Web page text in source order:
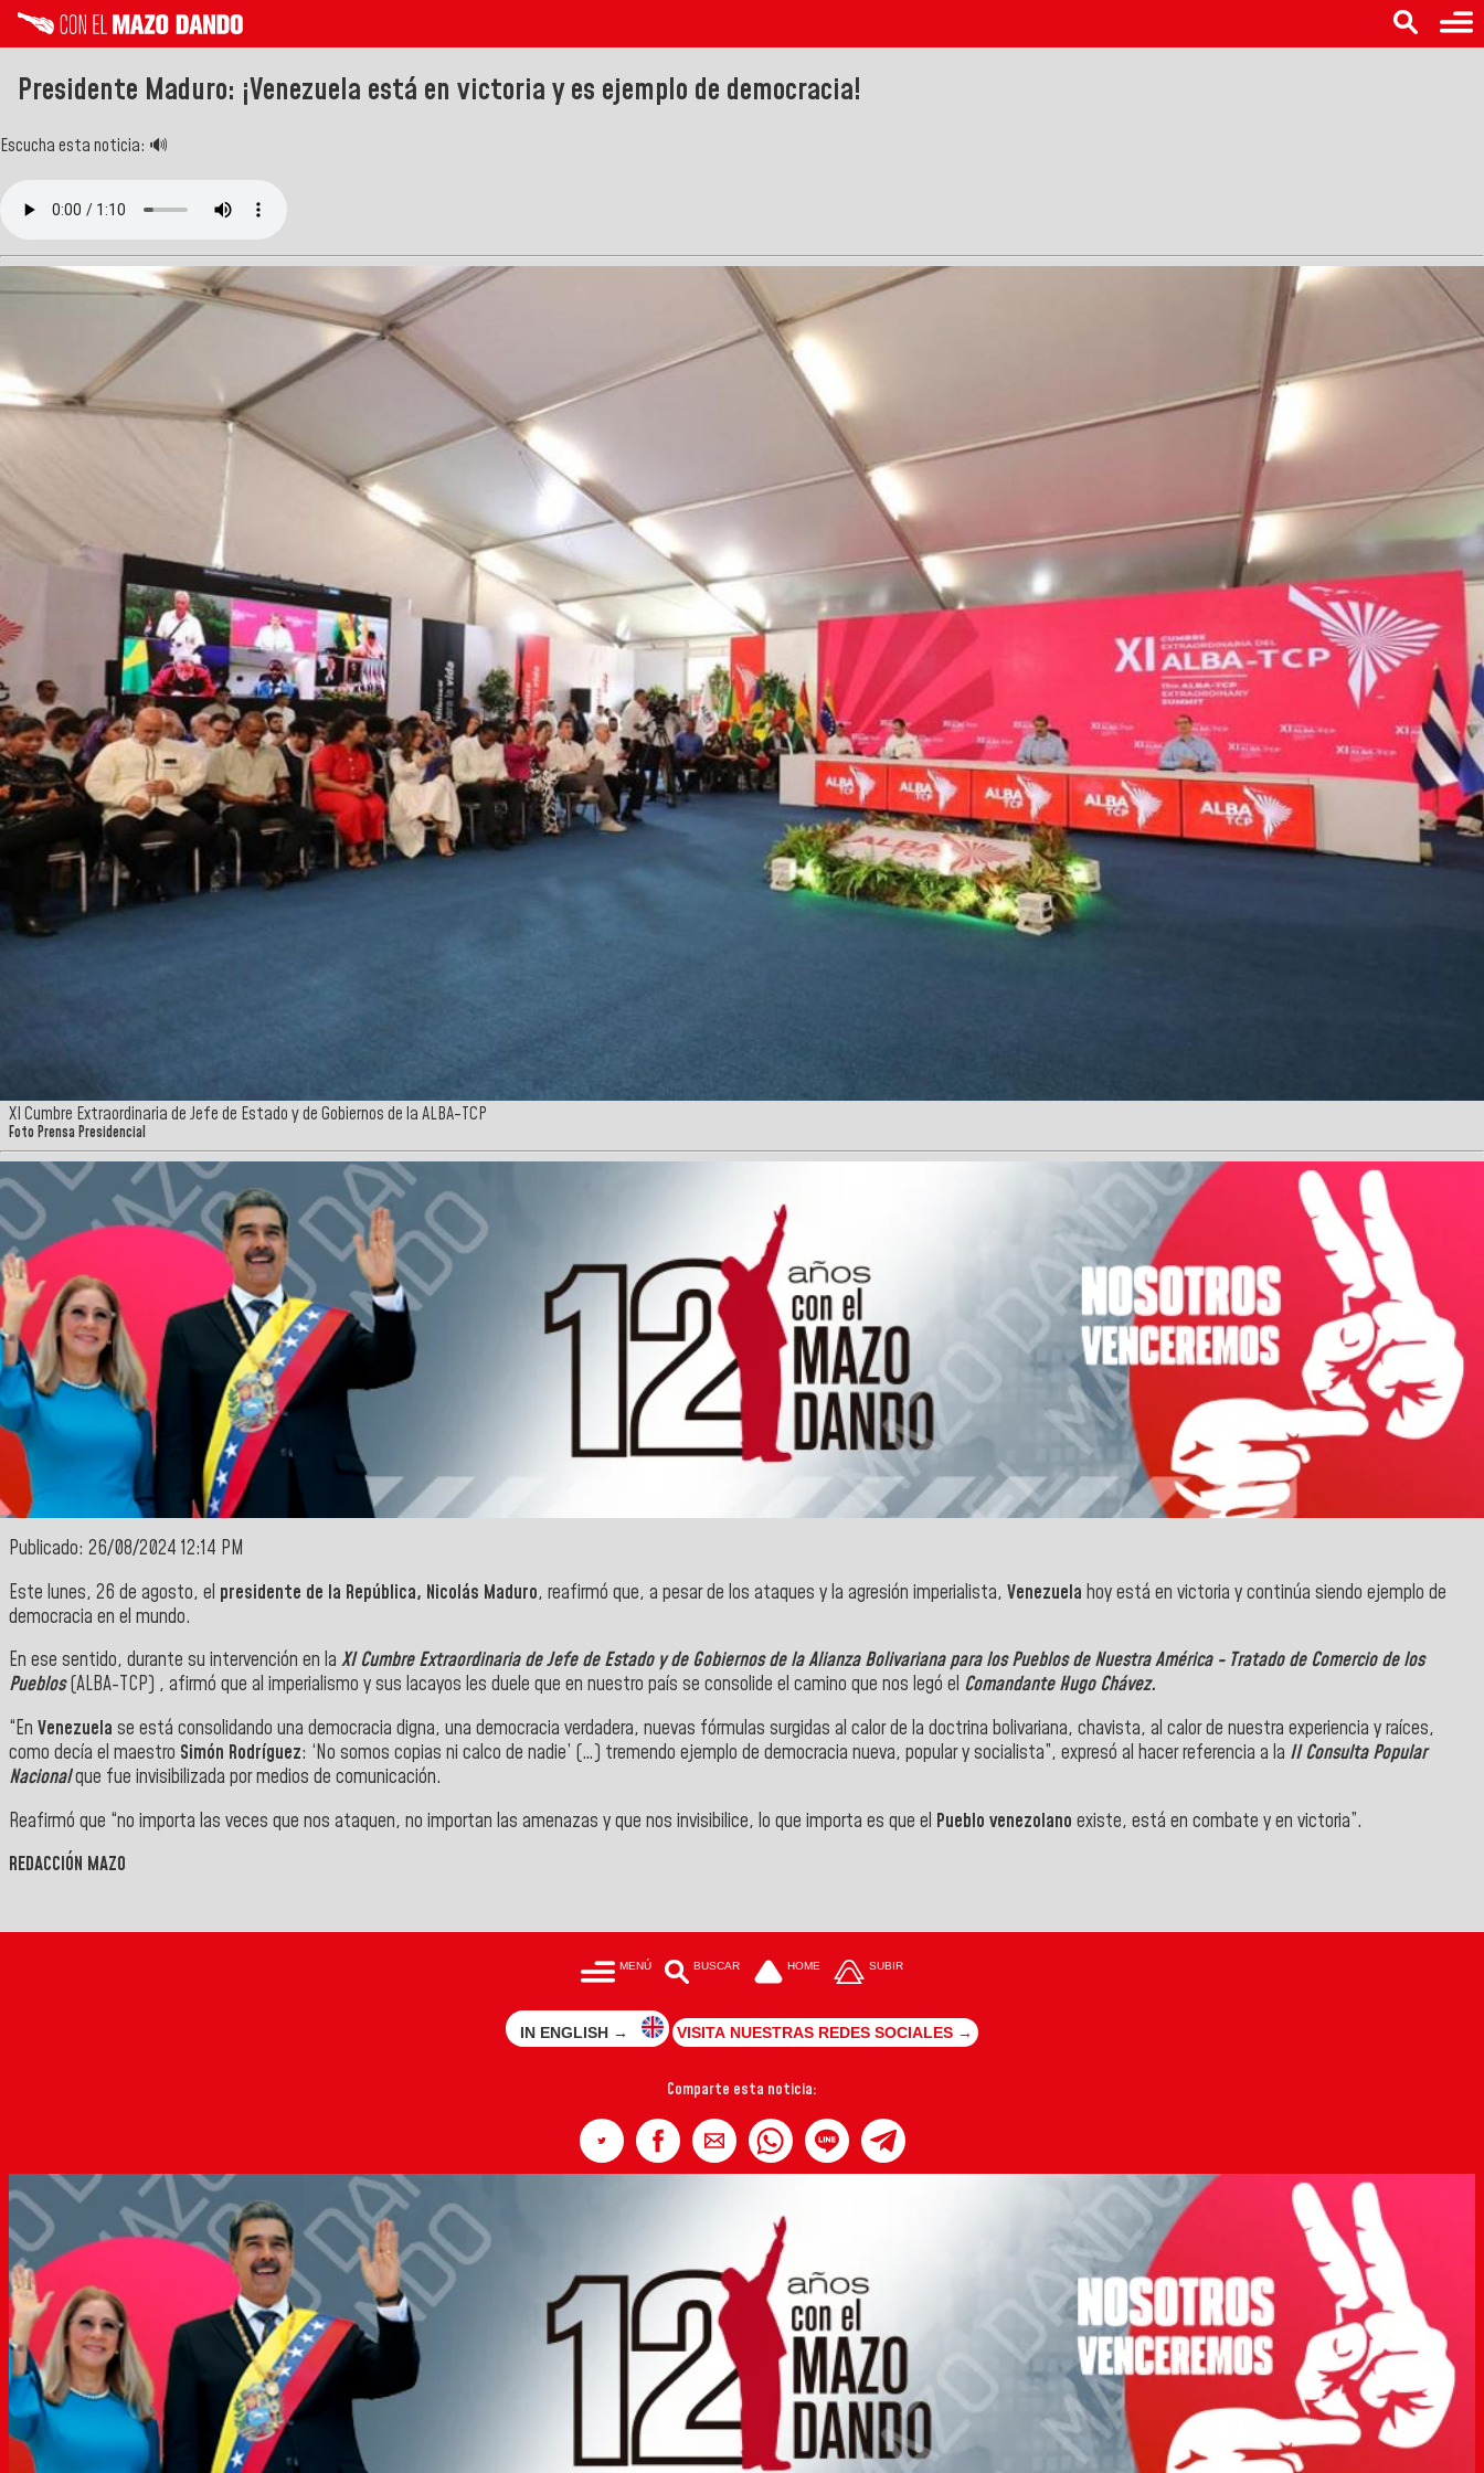
Presidente Maduro: ¡Venezuela está en victoria y es ejemplo de democracia!
Escucha esta noticia: 🔊
XI Cumbre Extraordinaria de Jefe de Estado y de Gobiernos de la ALBA-TCP
Foto Prensa Presidencial
Publicado: 26/08/2024 12:14 PM
Este lunes, 26 de agosto, el presidente de la República, Nicolás Maduro, reafirmó que, a pesar de los ataques y la agresión imperialista, Venezuela hoy está en victoria y continúa siendo ejemplo de
democracia en el mundo.
En ese sentido, durante su intervención en la XI Cumbre Extraordinaria de Jefe de Estado y de Gobiernos de la Alianza Bolivariana para los Pueblos de Nuestra América - Tratado de Comercio de los
Pueblos(ALBA-TCP) , afirmó que al imperialismo y sus lacayos les duele que en nuestro país se consolide el camino que nos legó el Comandante Hugo Chávez.
“En Venezuela se está consolidando una democracia digna, una democracia verdadera, nuevas fórmulas surgidas al calor de la doctrina bolivariana, chavista, al calor de nuestra experiencia y raíces,
como decía el maestro Simón Rodríguez: ‘No somos copias ni calco de nadie’ (…) tremendo ejemplo de democracia nueva, popular y socialista”, expresó al hacer referencia a la II Consulta Popular
Nacionalque fue invisibilizada por medios de comunicación.
Reafirmó que “no importa las veces que nos ataquen, no importan las amenazas y que nos invisibilice, lo que importa es que el Pueblo venezolano existe, está en combate y en victoria”.
REDACCIÓN MAZO
MENÚ BUSCAR HOME SUBIR
IN ENGLISH → VISITA NUESTRAS REDES SOCIALES →
Comparte esta noticia: